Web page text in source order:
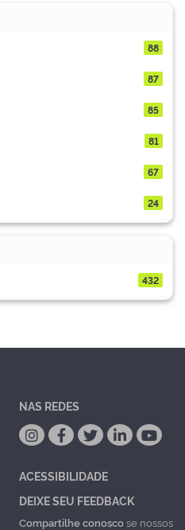
88
87
85
81
67
24
432
NAS REDES
ACESSIBILIDADE
DEIXE SEU FEEDBACK
Compartilhe conoscose nossos